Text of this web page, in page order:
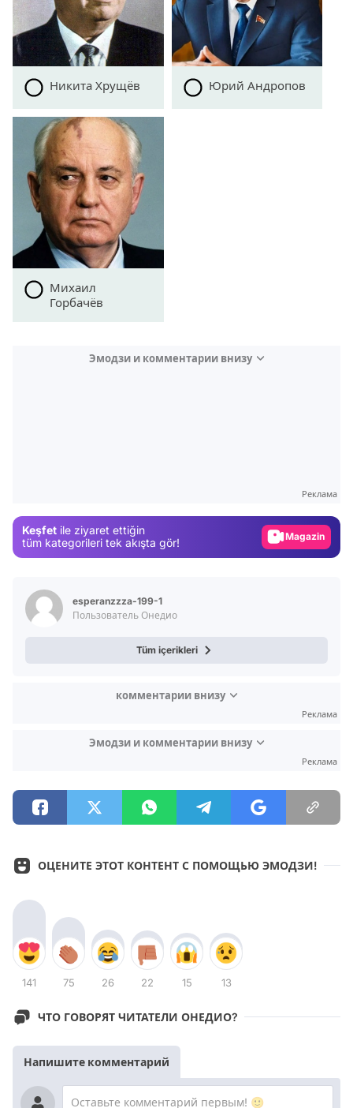
Никита Хрущёв Юрий Андропов
Михаил
Горбачёв
Эмодзи и комментарии внизу
Реклама
Keşfet ile ziyaret ettiğin
tüm kategorileri tek akışta gör!
Video
esperanzzza-199-1
Пользователь Онедио
Tüm içerikleri
комментарии внизу
Реклама
Эмодзи и комментарии внизу
Реклама
ОЦЕНИТЕ ЭТОТ КОНТЕНТ С ПОМОЩЬЮ ЭМОДЗИ!
141 75 26 22 15 13
ЧТО ГОВОРЯТ ЧИТАТЕЛИ ОНЕДИО?
Напишите комментарий